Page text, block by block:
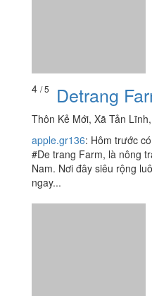
4 / 5 Detrang
Thôn Kẻ Mới, Xã Tản
apple.gr136: Hôm trước
#De trang Farm, là nông
Nam. Nơi đây siêu rộng
ngay...